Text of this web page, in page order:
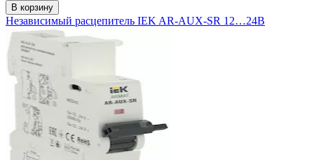
В корзину
Независимый расцепитель IEK AR-AUX-SR 12…24В